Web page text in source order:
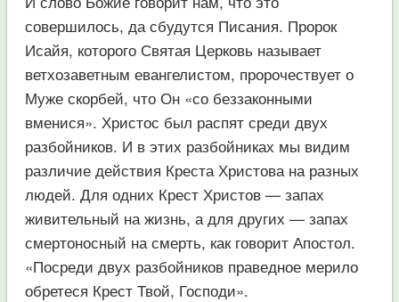
совершилось, да сбудутся Писания. Пророк
Исайя, которого Святая Церковь называет
ветхозаветным евангелистом, пророчествует о
Муже скорбей, что Он «со беззаконными
вменися». Христос был распят среди двух
разбойников. И в этих разбойниках мы видим
различие действия Креста Христова на разных
людей. Для одних Крест Христов — запах
живительный на жизнь, а для других — запах
смертоносный на смерть, как говорит Апостол.
«Посреди двух разбойников праведное мерило
обретеся Крест Твой, Господи».